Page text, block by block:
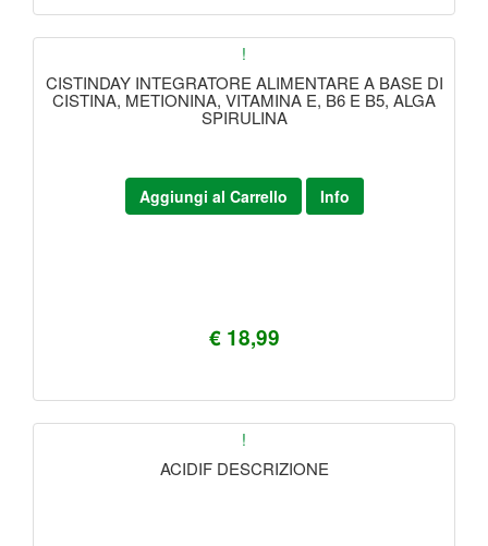
!
CISTINDAY INTEGRATORE ALIMENTARE A BASE DI
CISTINA, METIONINA, VITAMINA E, B6 E B5, ALGA
SPIRULINA
€ 18,99
Aggiungi al Carrello Info
!
ACIDIF DESCRIZIONE